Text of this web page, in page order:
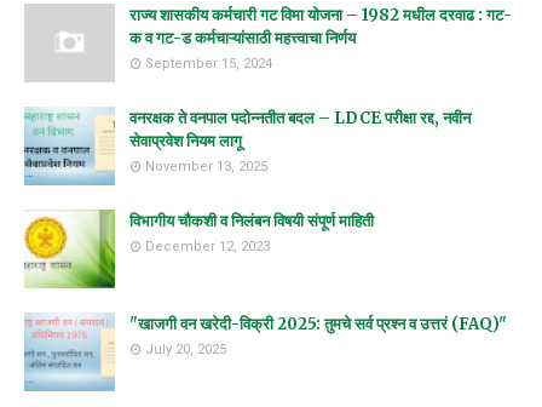
राज्य शासकीय कर्मचारी गट विमा योजना – 1982 मधील दरवाढ : गट-
क व गट-ड कर्मचाऱ्यांसाठी महत्त्वाचा निर्णय
September 15, 2024
वनरक्षक ते वनपाल पदोन्नतीत बदल – LDCE परीक्षा रद्द, नवीन
सेवाप्रवेश नियम लागू
November 13, 2025
विभागीय चौकशी व निलंबन विषयी संपूर्ण माहिती
December 12, 2023
"खाजगी वन खरेदी-विक्री 2025: तुमचे सर्व प्रश्न व उत्तरं (FAQ)"
July 20, 2025